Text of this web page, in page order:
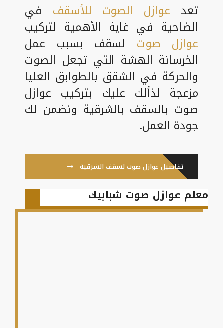
تعد عوازل الصوت للأسقف في
الضاحية في غاية الأهمية لتركيب
عوازل صوت لسقف بسبب عمل
الخرسانة الهشة التي تجعل الصوت
والحركة في الشقق بالطوابق العليا
مزعجة لذألك عليك بتركيب عوازل
صوت بالسقف بالشرقية ونضمن لك
جودة العمل.
تفاصيل عوازل صوت لسقف الشرقية
معلم عوازل صوت شبابيك